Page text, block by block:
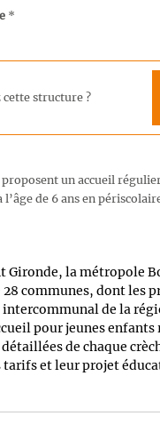
*
cette structure ?
proposent un accueil
de 6 ans en
Gironde, la métropole
communes, dont les
intercommunal de la
pour jeunes enfants
de chaque
et leur projet